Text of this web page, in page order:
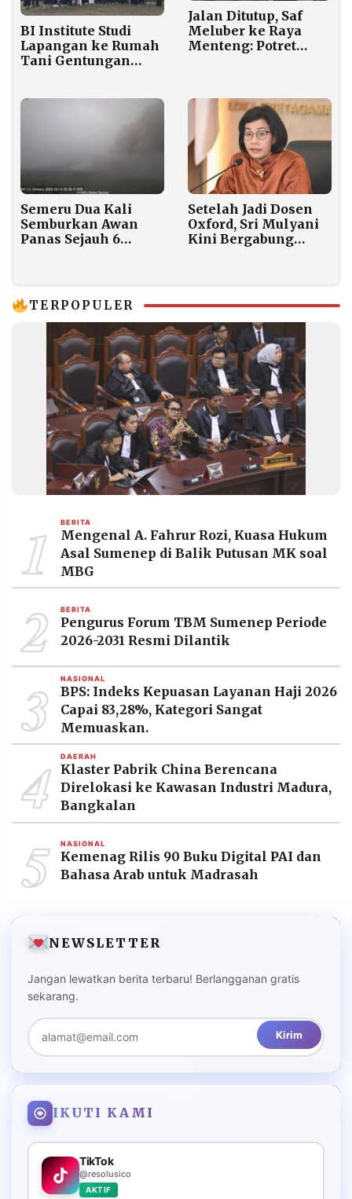
BI Institute Studi
Lapangan ke Rumah
Tani Gentungan
Klaster dan
Pertanian Organik
Jalan Ditutup, Saf
Meluber ke Raya
Menteng: Potret
Semeru Dua Kali
Semburkan Awan
Panas Sejauh 6
Setelah Jadi Dosen
Oxford, Sri Mulyani
Kini Bergabung
TERPOPULER
1 BERITA
Mengenal A. Fahrur Rozi, Kuasa Hukum
Asal Sumenep di Balik Putusan MK soal
MBG
2 BERITA
Pengurus Forum TBM Sumenep Periode
2026-2031 Resmi Dilantik
3 NASIONAL
BPS: Indeks Kepuasan Layanan Haji 2026
Capai 83,28%, Kategori Sangat
Memuaskan.
4 DAERAH
Klaster Pabrik China Berencana
Direlokasi ke Kawasan Industri Madura,
Bangkalan
5 NASIONAL
Kemenag Rilis 90 Buku Digital PAI dan
Bahasa Arab untuk Madrasah
NEWSLETTER
Jangan lewatkan berita terbaru! Berlangganan gratis
sekarang.
Kirim
IKUTI KAMI
TikTok
@resolusico
AKTIF